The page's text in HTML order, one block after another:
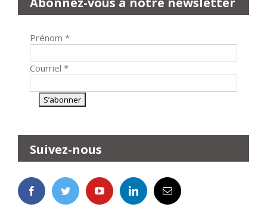
Prénom *
Courriel *
Suivez-nous